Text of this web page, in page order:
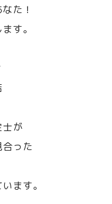
た！
す。
が
った
ます。